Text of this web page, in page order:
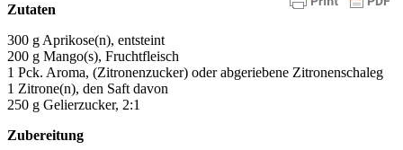
Zutaten
300 g Aprikose(n), entsteint
200 g Mango(s), Fruchtfleisch
1 Pck. Aroma, (Zitronenzucker) oder abgeriebene Zitronenschaleg
1 Zitrone(n), den Saft davon
250 g Gelierzucker, 2:1
Zubereitung